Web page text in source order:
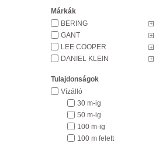
Márkák
BERING
GANT
LEE COOPER
DANIEL KLEIN
Tulajdonságok
Vízálló
30 m-ig
50 m-ig
100 m-ig
100 m felett